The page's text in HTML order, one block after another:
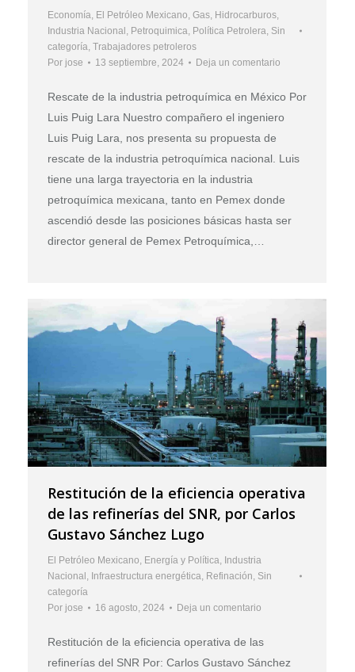
Economía, El Petróleo Mexicano, Gas, Hidrocarburos,
Industria Nacional , Petroquimica, Política Petrolera, Sin
categoría, Trabajadores petroleros
Por jose 13 septiembre, 2024 Deja un comentario
Rescate de la industria petroquímica en México Por
Luis Puig Lara Nuestro compañero el ingeniero
Luis Puig Lara, nos presenta su propuesta de
rescate de la industria petroquímica nacional. Luis
tiene una larga trayectoria en la industria
petroquímica mexicana, tanto en Pemex donde
ascendió desde las posiciones básicas hasta ser
director general de Pemex Petroquímica,…
Restitución de la eficiencia operativa
de las refinerías del SNR, por Carlos
Gustavo Sánchez Lugo
El Petróleo Mexicano, Energía y Política, Industria
Nacional , Infraestructura energética, Refinación, Sin
categoría
Por jose 16 agosto, 2024 Deja un comentario
Restitución de la eficiencia operativa de las
refinerías del SNR Por: Carlos Gustavo Sánchez